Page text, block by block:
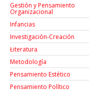
Gestión y Pensamiento
Organizacional
Infancias
Investigación-Creación
Łiteratura
Metodología
Pensamiento Estético
Pensamiento Político